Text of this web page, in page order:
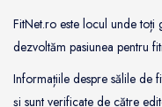
FitNet.ro este locul unde toți
dezvoltăm pasiunea pentru
Informațiile despre sălile de
și sunt verificate de către